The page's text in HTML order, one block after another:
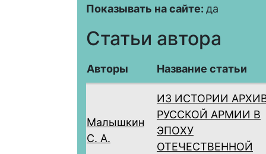
Показывать на сайте: да
Статьи автора
Авторы Название статьи
Малышкин
С. А.
ИЗ ИСТОРИИ
РУССКОЙ АРМИИ В
ЭПОХУ
ОТЕЧЕСТВЕННОЙ